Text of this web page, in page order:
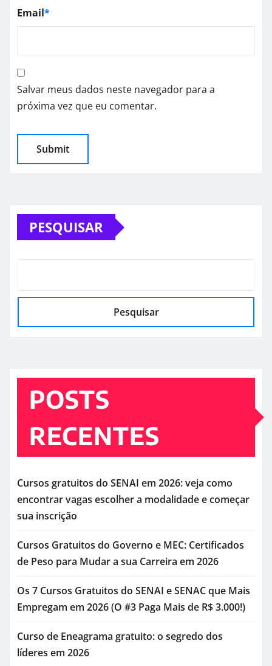
Email*
Salvar meus dados neste navegador para a
próxima vez que eu comentar.
PESQUISAR
Pesquisar
POSTS
RECENTES
Cursos gratuitos do SENAI em 2026: veja como
encontrar vagas escolher a modalidade e começar
sua inscrição
Cursos Gratuitos do Governo e MEC: Certificados
de Peso para Mudar a sua Carreira em 2026
Os 7 Cursos Gratuitos do SENAI e SENAC que Mais
Empregam em 2026 (O #3 Paga Mais de R$ 3.000!)
Curso de Eneagrama gratuito: o segredo dos
líderes em 2026